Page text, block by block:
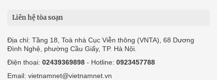
Liên hệ tòa soạn
Địa chỉ: Tầng 18, Toà nhà Cục Viễn thông (VNTA), 68 Dương
Đình Nghệ, phường Cầu Giấy, TP. Hà Nội.
Điện thoại: 02439369898 - Hotline: 0923457788
Email: vietnamnet@vietnamnet.vn